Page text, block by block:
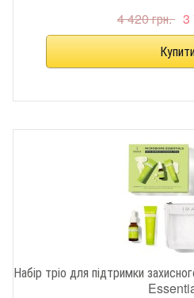
4 420 грн. 3
Набір тріо для підтримки